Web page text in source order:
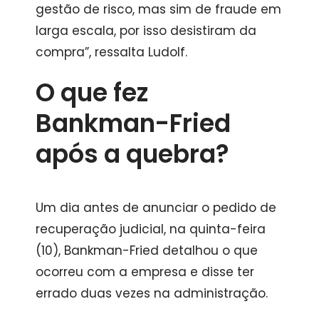
gestão de risco, mas sim de fraude em
larga escala, por isso desistiram da
compra”, ressalta Ludolf.
O que fez
Bankman-Fried
após a quebra?
Um dia antes de anunciar o pedido de
recuperação judicial, na quinta-feira
(10), Bankman-Fried detalhou o que
ocorreu com a empresa e disse ter
errado duas vezes na administração.